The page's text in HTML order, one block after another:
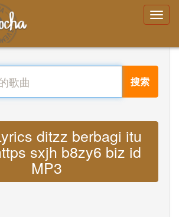
搜索
ditzz berbagi itu
sxjh b8zy6 biz id
MP3